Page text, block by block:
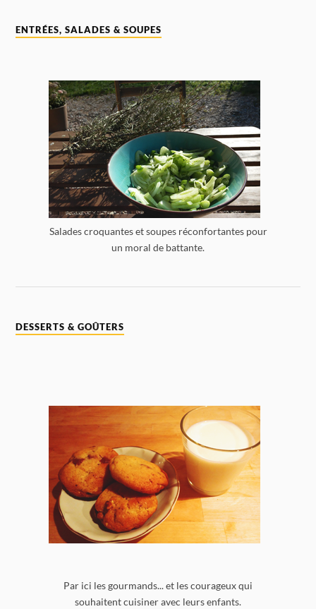
ENTRÉES, SALADES & SOUPES
Salades croquantes et soupes réconfortantes pour
un moral de battante.
DESSERTS & GOÛTERS
Par ici les gourmands... et les courageux qui
souhaitent cuisiner avec leurs enfants.